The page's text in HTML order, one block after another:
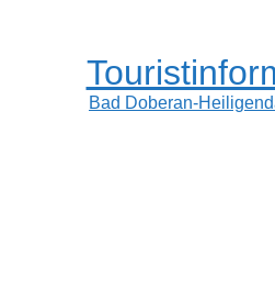
Bad Doberan-